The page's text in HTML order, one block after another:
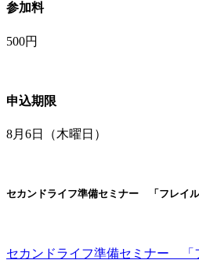
参加料
500円
申込期限
8月6日（木曜日）
セカンドライフ準備セミナー 「フレイル
セカンドライフ準備セミナー